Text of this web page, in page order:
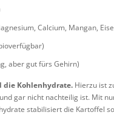
Calcium, Mangan,
aber gut fürs Gehirn)
die Kohlenhydrate. Hierzu ist
gar nicht nachteilig ist. Mit
stabilisiert die Kartoffel